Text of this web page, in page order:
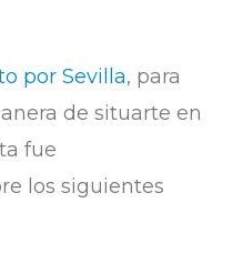
por Sevilla, para
de situarte en
fue
los siguientes